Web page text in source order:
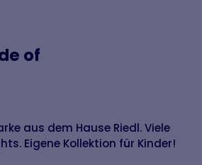
of
aus dem Hause Riedl. Viele
Eigene Kollektion für Kinder!